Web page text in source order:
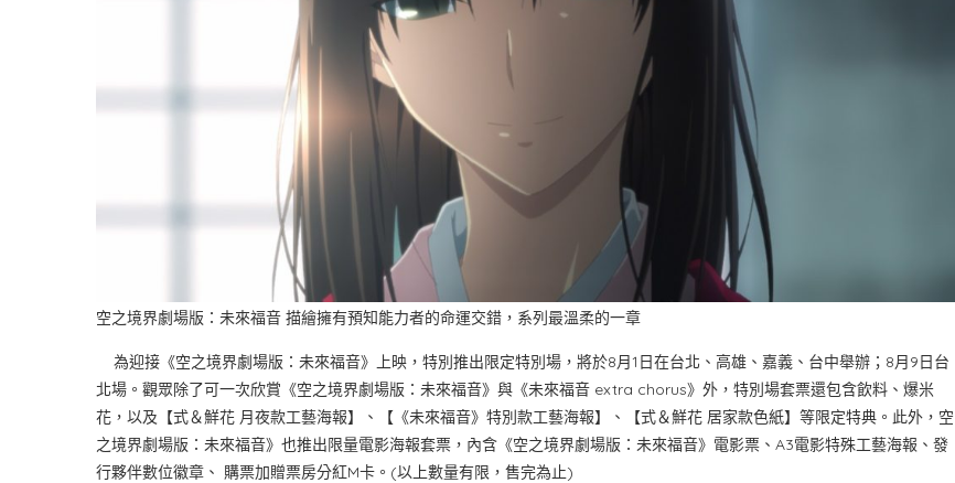
空之境界劇場版：未來福音 描繪擁有預知能力者的命運交錯，系列最溫柔的一章
為迎接《空之境界劇場版：未來福音》上映，特別推出限定特別場，將於8月1日在台北、高雄、嘉義、台中舉辦；8月9日台
北場。觀眾除了可一次欣賞《空之境界劇場版：未來福音》與《未來福音 extra chorus》外，特別場套票還包含飲料、爆米
花，以及【式＆鮮花 月夜款工藝海報】、【《未來福音》特別款工藝海報】、【式＆鮮花 居家款色紙】等限定特典。此外，空
之境界劇場版：未來福音》也推出限量電影海報套票，內含《空之境界劇場版：未來福音》電影票、A3電影特殊工藝海報、發
行夥伴數位徽章、 購票加贈票房分紅M卡。(以上數量有限，售完為止)